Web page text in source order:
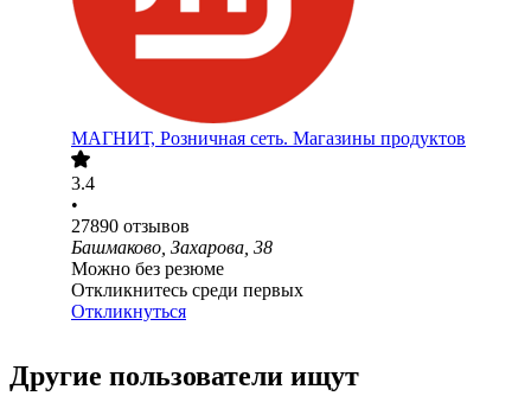
МАГНИТ, Розничная сеть. Магазины продуктов
3.4
•
27890 отзывов
Башмаково, Захарова, 38
Можно без резюме
Откликнитесь среди первых
Откликнуться
Другие пользователи ищут